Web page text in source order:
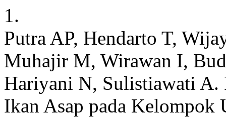
1.
Putra AP, Hendarto T,
Muhajir M, Wirawan I,
Hariyani N, Sulistiawati A.
Ikan Asap pada Kelompok